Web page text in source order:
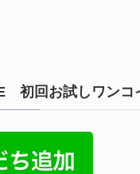
初回お試しワンコ